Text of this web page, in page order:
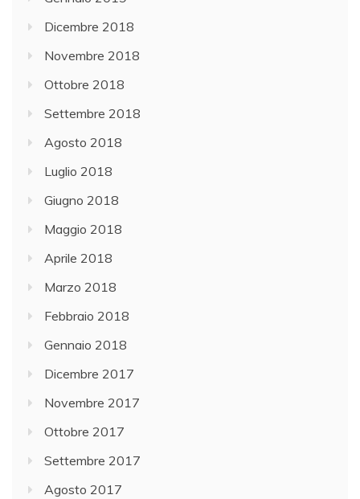
Dicembre 2018
Novembre 2018
Ottobre 2018
Settembre 2018
Agosto 2018
Luglio 2018
Giugno 2018
Maggio 2018
Aprile 2018
Marzo 2018
Febbraio 2018
Gennaio 2018
Dicembre 2017
Novembre 2017
Ottobre 2017
Settembre 2017
Agosto 2017